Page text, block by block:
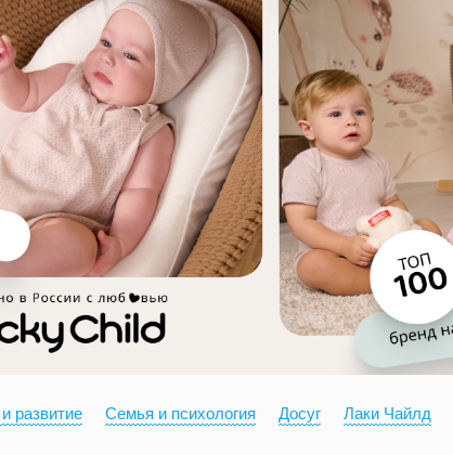
развитие Семья и психология Досуг Лаки Чайлд